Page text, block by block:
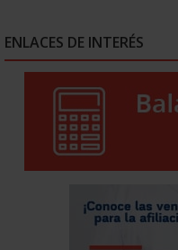
ENLACES DE INTERÉS